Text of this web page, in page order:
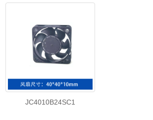
JC4010B24SC1